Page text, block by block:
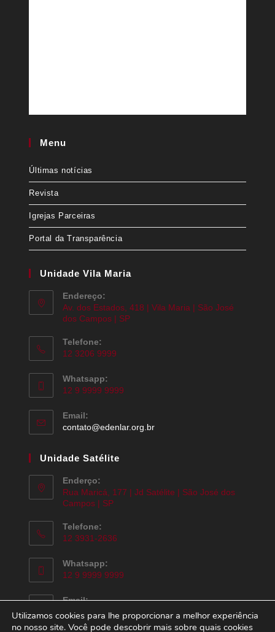
Menu
Últimas notícias
Revista
Igrejas Parceiras
Portal da Transparência
Unidade Vila Maria
Endereço:
Av. dos Estados, 418 | Vila Maria | São José
dos Campos | SP
Telefone:
12 3206 9999
Whatsapp:
12 9 9999 9999
Email:
contato@edenlar.org.br
Unidade Satélite
Enderço:
Rua Maricá, 177 | Jd Satélite | São José dos
Campos | SP
Telefone:
12 3931-2636
Whatsapp:
12 9 9999 9999
Email:
contato@edenlar.org.br
Utilizamos cookies para lhe proporcionar a melhor experiência
no nosso site. Você pode descobrir mais sobre quais cookies